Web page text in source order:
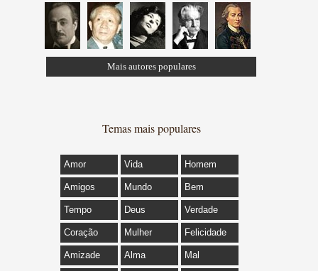
Mais autores populares
Temas mais populares
Amor Vida Homem
Amigos Mundo Bem
Tempo Deus Verdade
Coração Mulher Felicidade
Amizade Alma Mal